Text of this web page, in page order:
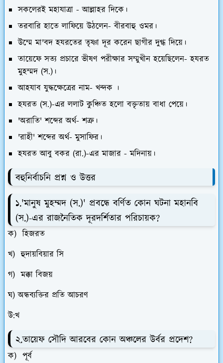
সকলেরই মহাযাত্রা - আল্লাহর দিকে।
তরবারি হাতে লাফিয়ে উঠলেন- বীরবাহু ওমর।
উম্মে মা'বদ হযরতের তৃষ্ণা দূর করেন ছাগীর দুগ্ধ দিয়ে।
তায়েফে সত্য প্রচারে ভীষণ পরীক্ষার সম্মুখীন হয়েছিলেন- হযরত
মুহম্মদ (স.)।
আহযাব যুদ্ধক্ষেত্রের নাম- খন্দক ।
হযরত (স.)-এর ললাট কুঞ্চিত হলো বক্তৃতায় বাধা পেয়ে।
'অরাতি' শব্দের অর্থ- শত্রু।
'রাহী' শব্দের অর্থ- মুসাফির।
হযরত আবু বকর (রা.)-এর মাজার - মদিনায়।
বহুনির্বাচনি প্রশ্ন ও উত্তর
১.'মানুষ মুহম্মদ (স.)' প্রবন্ধে বর্ণিত কোন ঘটনা মহানবি
(স.)-এর রাজনৈতিক দূরদর্শিতার পরিচায়ক?
ক) হিজরত
খ) হুদায়বিয়ার সি
গ) মক্কা বিজয়
ঘ) অন্ধব্যক্তির প্রতি আচরণ
উ:খ
২.তায়েফ সৌদি আরবের কোন অঞ্চলের উর্বর প্রদেশ?
ক) পূর্ব